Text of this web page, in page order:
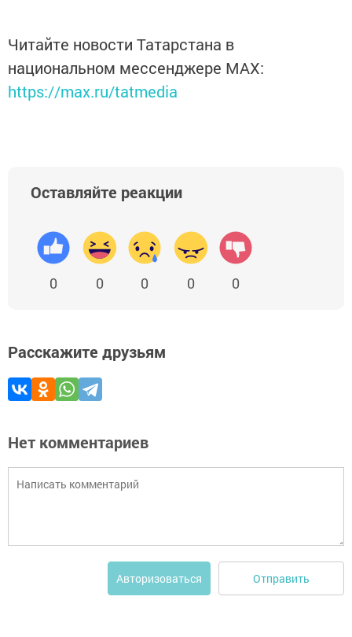
Читайте новости Татарстана в
национальном мессенджере MАХ:
https://max.ru/tatmedia
Оставляйте реакции
0 0 0 0 0
Расскажите друзьям
Нет комментариев
Авторизоваться Отправить